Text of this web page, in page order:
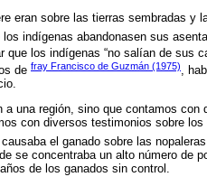
eran sobre las tierras sembradas
los indígenas abandonasen sus
que los indígenas “no salían de sus
de fray Francisco de Guzmán (1975),
a una región, sino que contamos
con diversos testimonios sobre
el ganado sobre las
se concentraba un alto número de
de los ganados sin control.